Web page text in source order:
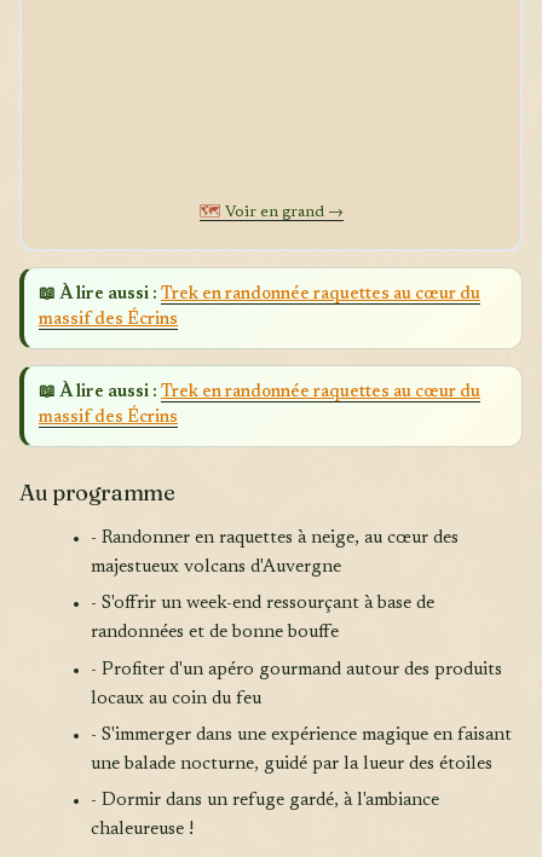
🗺️ Voir en grand →
📖 À lire aussi : Trek en randonnée raquettes au cœur du
massif des Écrins
📖 À lire aussi : Trek en randonnée raquettes au cœur du
massif des Écrins
Au programme
- Randonner en raquettes à neige, au cœur des
majestueux volcans d'Auvergne
- S'offrir un week-end ressourçant à base de
randonnées et de bonne bouffe
- Profiter d'un apéro gourmand autour des produits
locaux au coin du feu
- S'immerger dans une expérience magique en faisant
une balade nocturne, guidé par la lueur des étoiles
- Dormir dans un refuge gardé, à l'ambiance
chaleureuse !